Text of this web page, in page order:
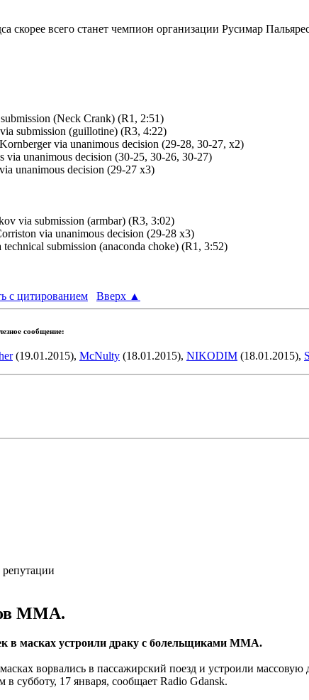
всего станет чемпион организации Русимар
(Neck Crank) (R1, 2:51)
submission (guillotine) (R3, 4:22)
via unanimous decision (29-28, 30-27, x2)
via unanimous decision (30-25, 30-26, 30-27)
unanimous decision (29-27 x3)
via submission (armbar) (R3, 3:02)
via unanimous decision (29-28 x3)
submission (anaconda choke) (R1, 3:52)
с цитированием
Вверх ▲
сообщение:
(19.01.2015), McNulty (18.01.2015), NIKODIM (18.01.2015),
репутации
ММА.
в масках устроили драку с болельщиками MMA.
ворвались в пассажирский поезд и устроили
субботу, 17 января, сообщает Radio Gdansk.